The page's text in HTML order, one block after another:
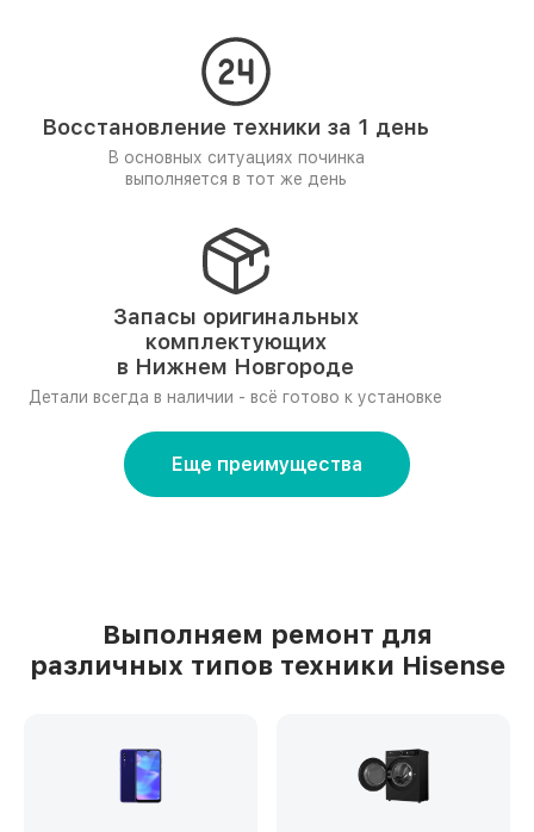
Восстановление техники за 1 день
В основных ситуациях починка
выполняется в тот же день
Запасы оригинальных
комплектующих
в Нижнем Новгороде
Детали всегда в наличии - всё готово к установке
Еще преимущества
Выполняем ремонт для
различных типов техники Hisense